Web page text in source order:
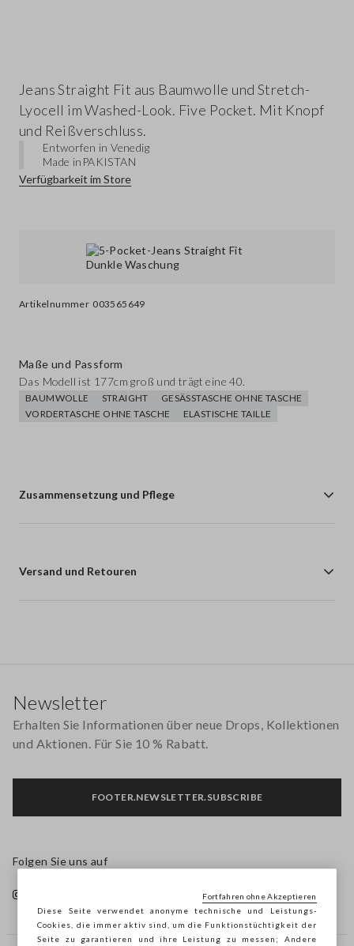
Artikelnummer 003565649
Jeans Straight Fit aus Baumwolle und Stretch-
Lyocell im Washed-Look. Five Pocket. Mit Knopf
und Reißverschluss.
Entworfen in Venedig
Made in PAKISTAN
Verfügbarkeit im Store
Maße und Passform
Das Modell ist 177cm groß und trägt eine 40.
BAUMWOLLE STRAIGHT
GESÄSSTASCHE OHNE TASCHE
VORDERTASCHE OHNE TASCHE
ELASTISCHE TAILLE
Zusammensetzung und Pflege
Versand und Retouren
Newsletter
Erhalten Sie Informationen über neue Drops, Kollektionen
und Aktionen. Für Sie 10 % Rabatt.
FOOTER.NEWSLETTER.SUBSCRIBE
Folgen Sie uns auf
Diese Seite verwendet anonyme technische und Leistungs-
Cookies, die immer aktiv sind, um die Funktionstüchtigkeit der
Seite zu garantieren und ihre Leistung zu messen; Andere
Fortfahren ohne Akzeptieren